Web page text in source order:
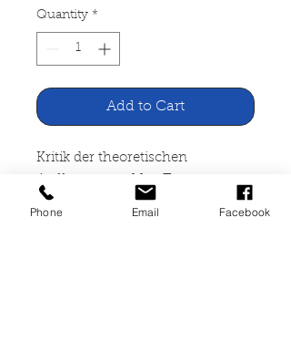
Quantity *
Add to Cart
Kritik der theoretischen
Phone Email Facebook